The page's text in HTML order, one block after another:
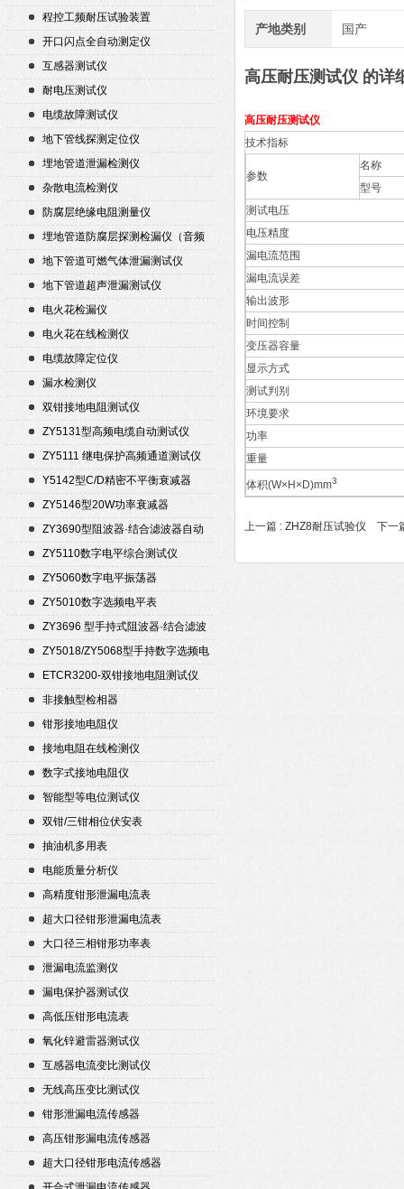
程控工频耐压试验装置
开口闪点全自动测定仪
互感器测试仪
耐电压测试仪
电缆故障测试仪
地下管线探测定位仪
埋地管道泄漏检测仪
杂散电流检测仪
防腐层绝缘电阻测量仪
埋地管道防腐层探测检漏仪（音频
检漏仪）
地下管道可燃气体泄漏测试仪
地下管道超声泄漏测试仪
电火花检漏仪
电火花在线检测仪
电缆故障定位仪
漏水检测仪
双钳接地电阻测试仪
ZY5131型高频电缆自动测试仪
ZY5111 继电保护高频通道测试仪
Y5142型C/D精密不平衡衰减器
（50Ω）
ZY5146型20W功率衰减器
ZY3690型阻波器·结合滤波器自动
测试仪
ZY5110数字电平综合测试仪
ZY5060数字电平振荡器
ZY5010数字选频电平表
ZY3696 型手持式阻波器·结合滤波
器自动测试仪
ZY5018/ZY5068型手持数字选频电
平表/电平振荡器
ETCR3200-双钳接地电阻测试仪
非接触型检相器
钳形接地电阻仪
接地电阻在线检测仪
数字式接地电阻仪
智能型等电位测试仪
双钳/三钳相位伏安表
抽油机多用表
电能质量分析仪
高精度钳形泄漏电流表
超大口径钳形泄漏电流表
大口径三相钳形功率表
泄漏电流监测仪
漏电保护器测试仪
高低压钳形电流表
氧化锌避雷器测试仪
互感器电流变比测试仪
无线高压变比测试仪
钳形泄漏电流传感器
高压钳形漏电流传感器
超大口径钳形电流传感器
产地类别 国产
高压耐压测试仪 的详
高压耐压测试仪
技术指标
参数
名称
型号
测试电压
电压精度
漏电流范围
漏电流误差
输出波形
时间控制
变压器容量
显示方式
测试判别
环境要求
功率
重量
体积(W×H×D)mm3
上一篇 : ZHZ8耐压试验仪 下一